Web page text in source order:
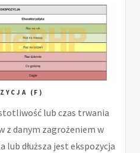
(F)
lub czas trwania
z danym zagrożeniem w
lub dłuższa jest ekspozycja